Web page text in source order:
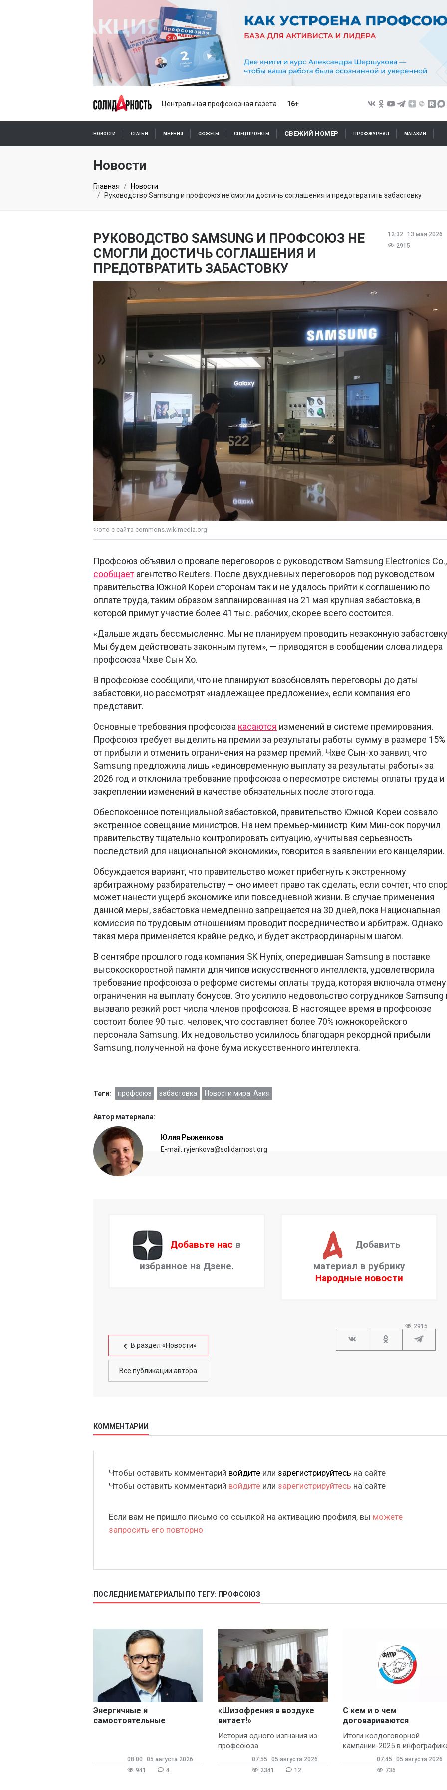
Центральная профсоюзная газета 16+
НОВОСТИ СТАТЬИ МНЕНИЯ СЮЖЕТЫ СПЕЦПРОЕКТЫ СВЕЖИЙ НОМЕР ПРОФЖУРНАЛ МАГАЗИН
ПОДПИСКА ОНЛАЙН
Новости
Главная
Новости
Руководство Samsung и профсоюз не смогли достичь соглашения и предотвратить забастовку
12:32 13 мая 2026
2915
РУКОВОДСТВО SAMSUNG И ПРОФСОЮЗ НЕ
СМОГЛИ ДОСТИЧЬ СОГЛАШЕНИЯ И
ПРЕДОТВРАТИТЬ ЗАБАСТОВКУ
Фото с сайта commons.wikimedia.org
Профсоюз объявил о провале переговоров с руководством Samsung Electronics Co.,
сообщает агентство Reuters. После двухдневных переговоров под руководством
правительства Южной Кореи сторонам так и не удалось прийти к соглашению по
оплате труда, таким образом запланированная на 21 мая крупная забастовка, в
которой примут участие более 41 тыс. рабочих, скорее всего состоится.
«Дальше ждать бессмысленно. Мы не планируем проводить незаконную
Мы будем действовать законным путем», — приводятся в сообщении слова лидера
профсоюза Чхве Сын Хо.
В профсоюзе сообщили, что не планируют возобновлять переговоры до даты
забастовки, но рассмотрят «надлежащее предложение», если компания его
представит.
Основные требования профсоюза касаются изменений в системе премирования.
Профсоюз требует выделить на премии за результаты работы сумму в размере 15%
от прибыли и отменить ограничения на размер премий. Чхве Сын-хо заявил, что
Samsung предложила лишь «единовременную выплату за результаты работы» за
2026 год и отклонила требование профсоюза о пересмотре системы оплаты труда и
закреплении изменений в качестве обязательных после этого года.
Обеспокоенное потенциальной забастовкой, правительство Южной Кореи созвало
экстренное совещание министров. На нем премьер-министр Ким Мин-сок поручил
правительству тщательно контролировать ситуацию, «учитывая серьезность
последствий для национальной экономики», говорится в заявлении его канцелярии.
Обсуждается вариант, что правительство может прибегнуть к экстренному
арбитражному разбирательству – оно имеет право так сделать, если сочтет, что
может нанести ущерб экономике или повседневной жизни. В случае применения
данной меры, забастовка немедленно запрещается на 30 дней, пока Национальная
комиссия по трудовым отношениям проводит посредничество и арбитраж. Однако
такая мера применяется крайне редко, и будет экстраординарным шагом.
В сентябре прошлого года компания SK Hynix, опередившая Samsung в поставке
высокоскоростной памяти для чипов искусственного интеллекта, удовлетворила
требование профсоюза о реформе системы оплаты труда, которая включала отмену
ограничения на выплату бонусов. Это усилило недовольство сотрудников Samsung
вызвало резкий рост числа членов профсоюза. В настоящее время в профсоюзе
состоит более 90 тыс. человек, что составляет более 70% южнокорейского
персонала Samsung. Их недовольство усилилось благодаря рекордной прибыли
Samsung, полученной на фоне бума искусственного интеллекта.
Теги: профсоюз забастовка Новости мира: Азия
Автор материала:
Юлия Рыженкова
E-mail: ryjenkova@solidarnost.org
Добавьте нас в
избранное на Дзене.
Добавить
материал в рубрику
Народные новости
В раздел «Новости»
Все публикации автора
2915
КОММЕНТАРИИ
Чтобы оставить комментарий войдите или зарегистрируйтесь на сайте
Чтобы оставить комментарий войдите или зарегистрируйтесь на сайте
Если вам не пришло письмо со ссылкой на активацию профиля, вы можете
запросить его повторно
ПОСЛЕДНИЕ МАТЕРИАЛЫ ПО ТЕГУ: ПРОФСОЮЗ
Энергичные и
самостоятельные
08:00
05 августа 2026
941
4
«Шизофрения в воздухе
витает!»
История одного изгнания из
профсоюза
07:55
05 августа 2026
2341
12
С кем и о чем
договариваются
профсоюзы
Итоги колдоговорной
кампании-2025 в
07:45
05 августа 2026
736